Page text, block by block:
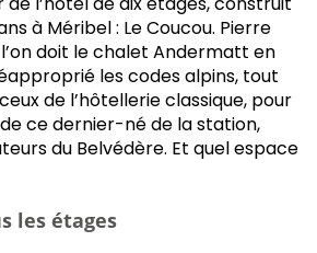
à Méribel : Le Coucou. Pierre
doit le chalet Andermatt en
les codes alpins, tout
de l’hôtellerie classique, pour
ce dernier-né de la station,
du Belvédère. Et quel espace
les étages